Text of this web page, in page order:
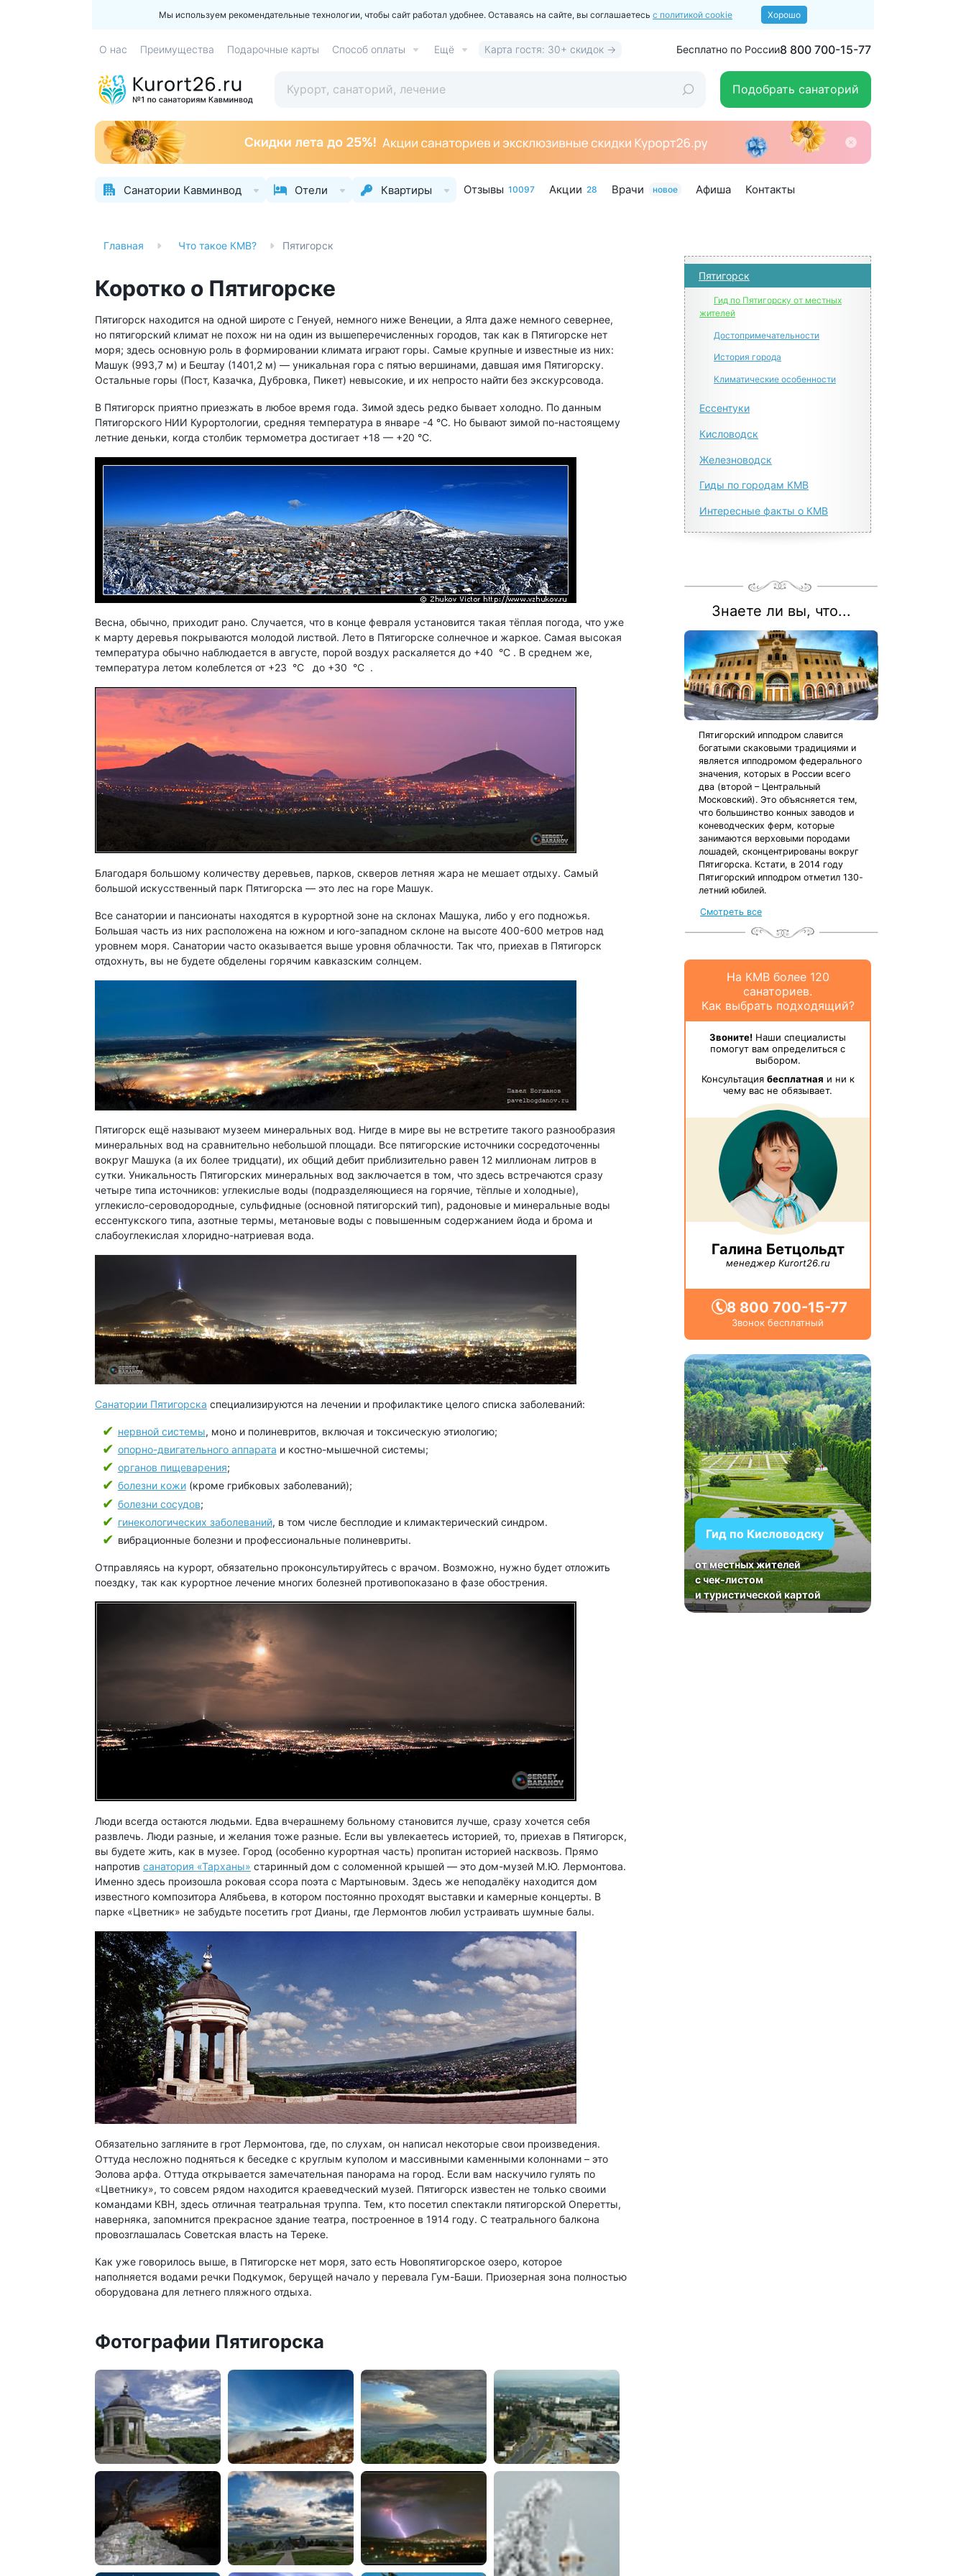
Мы используем рекомендательные технологии, чтобы сайт работал удобнее. Оставаясь на сайте, вы соглашаетесь с политикой cookie Хорошо
О нас Преимущества Подарочные карты Способ оплаты Ещё Карта гостя: 30+ скидок → Бесплатно по России8 800 700-15-77
Подобрать санаторий
Санатории Кавминвод Отели Квартиры Отзывы 10097 Акции 28 Врачи новое Афиша Контакты
Главная Что такое КМВ? Пятигорск
Коротко о Пятигорске
Пятигорск находится на одной широте с Генуей, немного ниже Венеции, а Ялта даже немного севернее,
но пятигорский климат не похож ни на один из вышеперечисленных городов, так как в Пятигорске нет
моря; здесь основную роль в формировании климата играют горы. Самые крупные и известные из них:
Машук (993,7 м) и Бештау (1401,2 м) — уникальная гора с пятью вершинами, давшая имя Пятигорску.
Остальные горы (Пост, Казачка, Дубровка, Пикет) невысокие, и их непросто найти без экскурсовода.
В Пятигорск приятно приезжать в любое время года. Зимой здесь редко бывает холодно. По данным
Пятигорского НИИ Курортологии, средняя температура в январе -4 °C. Но бывают зимой по-настоящему
летние деньки, когда столбик термометра достигает +18 — +20 °C.
Весна, обычно, приходит рано. Случается, что в конце февраля установится такая тёплая погода, что уже
к марту деревья покрываются молодой листвой. Лето в Пятигорске солнечное и жаркое. Самая высокая
температура обычно наблюдается в августе, порой воздух раскаляется до +40 °C . В среднем же,
температура летом колеблется от +23 °C до +30 °C .
Благодаря большому количеству деревьев, парков, скверов летняя жара не мешает отдыху. Самый
большой искусственный парк Пятигорска — это лес на горе Машук.
Все санатории и пансионаты находятся в курортной зоне на склонах Машука, либо у его подножья.
Большая часть из них расположена на южном и юго-западном склоне на высоте 400-600 метров над
уровнем моря. Санатории часто оказывается выше уровня облачности. Так что, приехав в Пятигорск
отдохнуть, вы не будете обделены горячим кавказским солнцем.
Пятигорск ещё называют музеем минеральных вод. Нигде в мире вы не встретите такого разнообразия
минеральных вод на сравнительно небольшой площади. Все пятигорские источники сосредоточенны
вокруг Машука (а их более тридцати), их общий дебит приблизительно равен 12 миллионам литров в
сутки. Уникальность Пятигорских минеральных вод заключается в том, что здесь встречаются сразу
четыре типа источников: углекислые воды (подразделяющиеся на горячие, тёплые и холодные),
углекисло-сероводородные, сульфидные (основной пятигорский тип), радоновые и минеральные воды
ессентукского типа, азотные термы, метановые воды с повышенным содержанием йода и брома и
слабоуглекислая хлоридно-натриевая вода.
Санатории Пятигорска специализируются на лечении и профилактике целого списка заболеваний:
нервной системы, моно и полиневритов, включая и токсическую этиологию;
опорно-двигательного аппарата и костно-мышечной системы;
органов пищеварения;
болезни кожи(кроме грибковых заболеваний);
болезни сосудов;
гинекологических заболеваний, в том числе бесплодие и климактерический синдром.
вибрационные болезни и профессиональные полиневриты.
Отправляясь на курорт, обязательно проконсультируйтесь с врачом. Возможно, нужно будет отложить
поездку, так как курортное лечение многих болезней противопоказано в фазе обострения.
Люди всегда остаются людьми. Едва вчерашнему больному становится лучше, сразу хочется себя
развлечь. Люди разные, и желания тоже разные. Если вы увлекаетесь историей, то, приехав в Пятигорск,
вы будете жить, как в музее. Город (особенно курортная часть) пропитан историей насквозь. Прямо
напротив санатория «Тарханы» старинный дом с соломенной крышей — это дом-музей М.Ю. Лермонтова.
Именно здесь произошла роковая ссора поэта с Мартыновым. Здесь же неподалёку находится дом
известного композитора Алябьева, в котором постоянно проходят выставки и камерные концерты. В
парке «Цветник» не забудьте посетить грот Дианы, где Лермонтов любил устраивать шумные балы.
Обязательно загляните в грот Лермонтова, где, по слухам, он написал некоторые свои произведения.
Оттуда несложно подняться к беседке с круглым куполом и массивными каменными колоннами – это
Эолова арфа. Оттуда открывается замечательная панорама на город. Если вам наскучило гулять по
«Цветнику», то совсем рядом находится краеведческий музей. Пятигорск известен не только своими
командами КВН, здесь отличная театральная труппа. Тем, кто посетил спектакли пятигорской Оперетты,
наверняка, запомнится прекрасное здание театра, построенное в 1914 году. С театрального балкона
провозглашалась Советская власть на Тереке.
Как уже говорилось выше, в Пятигорске нет моря, зато есть Новопятигорское озеро, которое
наполняется водами речки Подкумок, берущей начало у перевала Гум-Баши. Приозерная зона полностью
оборудована для летнего пляжного отдыха.
Фотографии Пятигорска
Пятигорск
Гид по Пятигорску от местных
жителей
Достопримечательности
История города
Климатические особенности
Ессентуки
Кисловодск
Железноводск
Гиды по городам КМВ
Интересные факты о КМВ
Знаете ли вы, что...
Пятигорский ипподром славится
богатыми скаковыми традициями и
является ипподромом федерального
значения, которых в России всего
два (второй – Центральный
Московский). Это объясняется тем,
что большинство конных заводов и
коневодческих ферм, которые
занимаются верховыми породами
лошадей, сконцентрированы вокруг
Пятигорска. Кстати, в 2014 году
Пятигорский ипподром отметил 130-
летний юбилей.
Смотреть все
На КМВ более 120
санаториев.
Как выбрать подходящий?
Звоните! Наши специалисты
помогут вам определиться с
выбором.
Консультация бесплатная и ни к
чему вас не обязывает.
Галина Бетцольдт
менеджер Kurort26.ru
8 800 700-15-77
Звонок бесплатный
Гид по Кисловодску
от местных жителей
с чек-листом
и туристической картой